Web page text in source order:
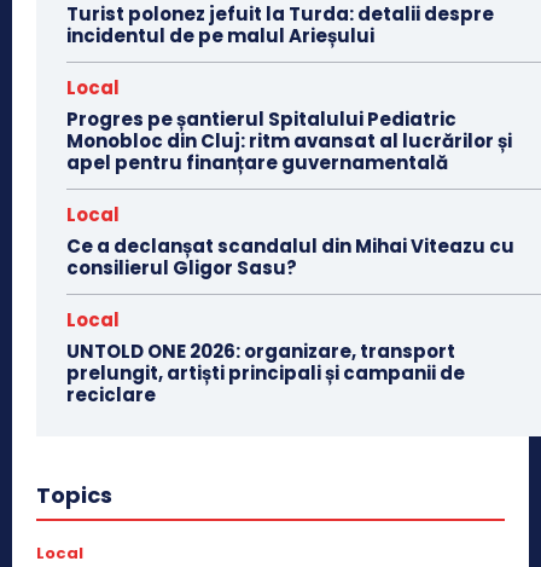
Turist polonez jefuit la Turda: detalii despre
incidentul de pe malul Arieșului
Local
Progres pe șantierul Spitalului Pediatric
Monobloc din Cluj: ritm avansat al lucrărilor și
apel pentru finanțare guvernamentală
Local
Ce a declanșat scandalul din Mihai Viteazu cu
consilierul Gligor Sasu?
Local
UNTOLD ONE 2026: organizare, transport
prelungit, artiști principali și campanii de
reciclare
Topics
Local